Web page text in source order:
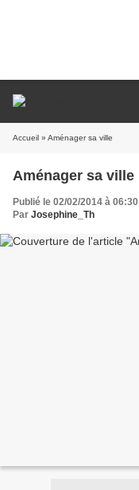
Accueil » Aménager sa ville
Aménager sa ville
Publié le 02/02/2014 à 06:30
Par Josephine_Th